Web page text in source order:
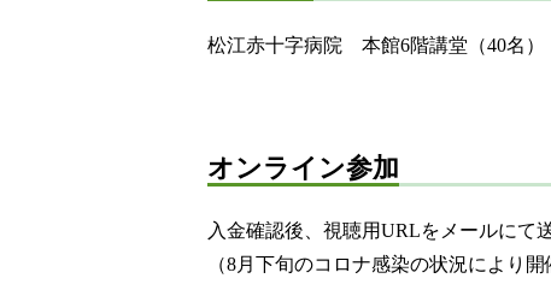
松江赤十字病院 本館6階講堂（40名）
オンライン参加
入金確認後、視聴用URLをメールにて
（8月下旬のコロナ感染の状況により